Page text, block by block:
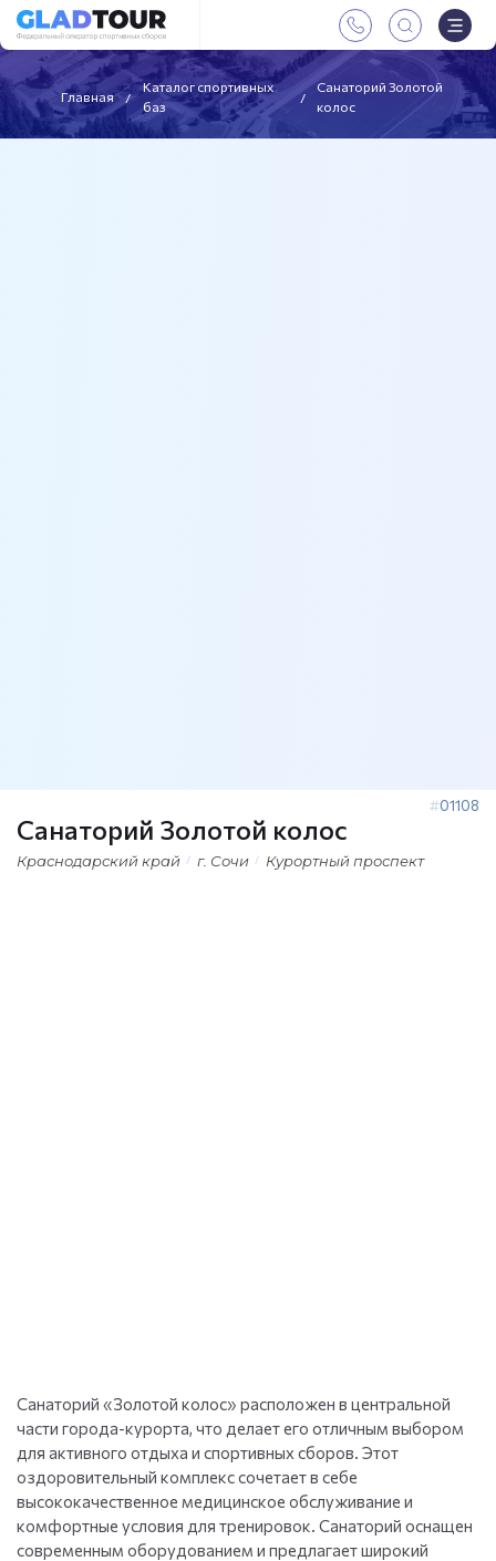
Главная
Каталог спортивных
баз
Санаторий Золотой
колос
01108
Санаторий Золотой колос
Краснодарский край г. Сочи Курортный проспект
Санаторий «Золотой колос» расположен в центральной
части города-курорта, что делает его отличным выбором
для активного отдыха и спортивных сборов. Этот
оздоровительный комплекс сочетает в себе
высококачественное медицинское обслуживание и
комфортные условия для тренировок. Санаторий оснащен
современным оборудованием и предлагает широкий